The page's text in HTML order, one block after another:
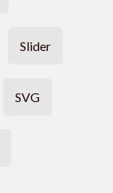
Slider
SVG